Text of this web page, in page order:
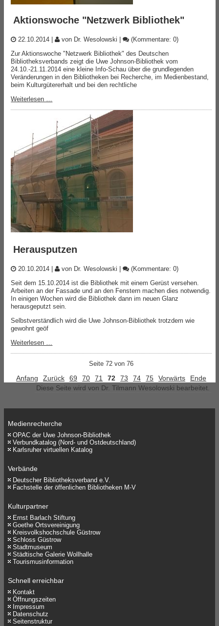
Aktionswoche "Netzwerk Bibliothek"
22.10.2014 | von Dr. Wesolowski |
(Kommentare: 0)
Zur Aktionswoche "Netzwerk Bibliothek" des Deutschen
Bibliotheksverbands zeigt die Uwe Johnson-Bibliothek vom
24.10.-21.11.2014 eine kleine Info-Schau über die grundlegenden
Veränderungen in den Bibliotheken bei Recherche, im Medienbestand,
beim Kulturgütererhalt und bei den rechtliche
Weiterlesen …
Herausputzen
20.10.2014 | von Dr. Wesolowski |
(Kommentare: 0)
Seit dem 15.10.2014 ist die Bibliothek mit einem Gerüst versehen.
Arbeiten an der Fassade und an den Fenstern machen dies notwendig.
In einigen Wochen wird die Bibliothek dann im neuen Glanz
herausgeputzt sein.
Selbstverständlich wird die Uwe Johnson-Bibliothek trotzdem wie
gewohnt geöf
Weiterlesen …
Seite 72 von 76
Anfang Zurück 69 70 71 72 73 74 75 Vorwärts
Ende
Diese Seite wird von Dr. Tilmann Wesolowski bearbeitet.
Medienrecherche
OPAC der Uwe Johnson-Bibliothek
Verbundkatalog (Nord- und Ostdeutschland)
Karlsruher virtuellen Katalog
Verbände
Deutscher Bibliotheksverband e.V.
Fachstelle der öffenlichen Bibliotheken M-V
Kulturpartner
Ernst Barlach Stiftung
Goethe Ortsvereinigung
Kreisvolkshochschule Güstrow
Schloss Güstrow
Stadtmuseum
Städtische Galerie Wollhalle
Tourismusinformation
Schnell erreichbar
Kontakt
Öffnungszeiten
Impressum
Datenschutz
Seitenstruktur